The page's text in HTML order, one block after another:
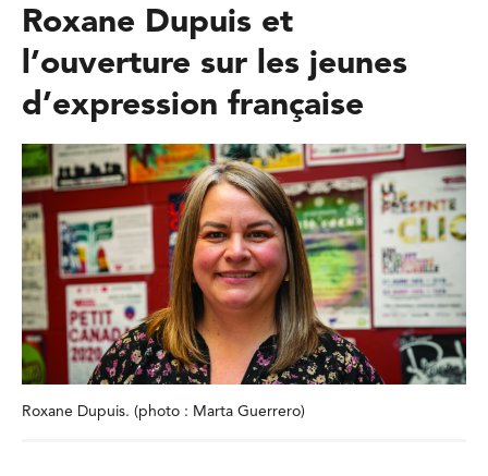
Roxane Dupuis et
l’ouverture sur les jeunes
d’expression française
Roxane Dupuis. (photo : Marta Guerrero)